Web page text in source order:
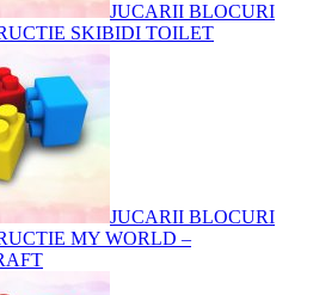
JUCARII BLOCURI
SKIBIDI TOILET
JUCARII BLOCURI
MY WORLD –